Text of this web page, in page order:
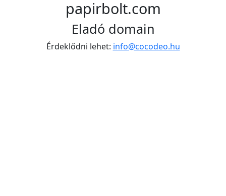
papirbolt.com
Eladó domain
Érdeklődni lehet: info@cocodeo.hu